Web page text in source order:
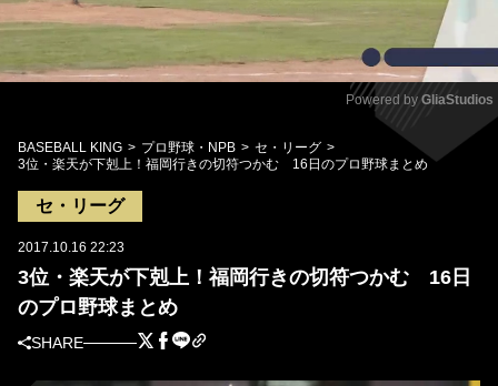
Mute
Powered by GliaStudios
BASEBALL KING プロ野球・NPB
セ・リーグ
3位・楽天が下剋上！福岡行きの切符つかむ 16日のプロ野球まとめ
セ・リーグ
2017.10.16 22:23
3位・楽天が下剋上！福岡行きの切符つかむ 16日
のプロ野球まとめ
SHARE